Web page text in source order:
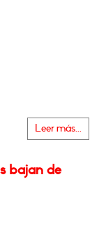
Leer más...
bajan de